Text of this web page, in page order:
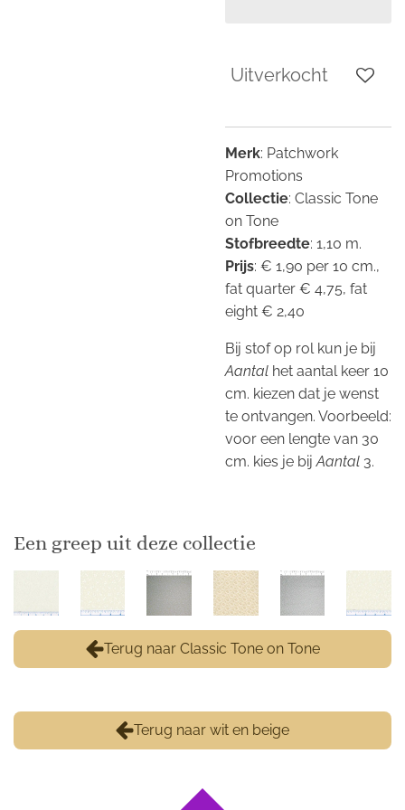
Uitverkocht
Merk: Patchwork
Promotions
Collectie: Classic Tone
on Tone
Stofbreedte: 1,10 m.
Prijs: € 1,90 per 10 cm.,
fat quarter € 4,75, fat
eight € 2,40
Bij stof op rol kun je bij
Aantal het aantal keer 10
cm. kiezen dat je wenst
te ontvangen. Voorbeeld:
voor een lengte van 30
cm. kies je bijAantal 3.
Een greep uit deze collectie
Terug naar Classic Tone on Tone
Terug naar wit en beige